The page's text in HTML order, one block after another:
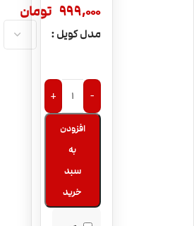
999,000 تومان
مدل کویل
-
+
افزودن
به
سبد
خرید